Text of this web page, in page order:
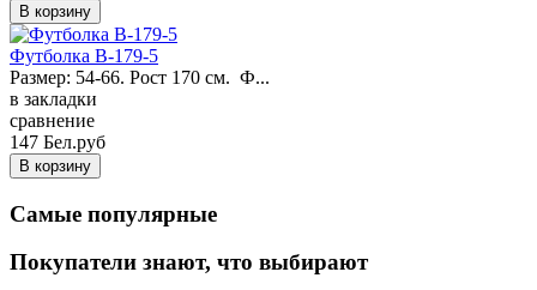
Футболка B-179-5
Размер: 54-66. Рост 170 см. Ф...
в закладки
сравнение
147 Бел.руб
Самые популярные
Покупатели знают, что выбирают